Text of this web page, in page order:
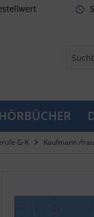
G-K Kaufmann /